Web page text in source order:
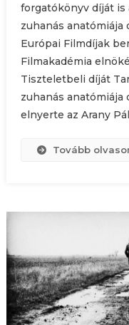
forgatókönyv díját is
zuhanás anatómiája
Európai Filmdíjak
Filmakadémia
Tiszteletbeli díját
zuhanás
elnyerte az Arany
Tovább